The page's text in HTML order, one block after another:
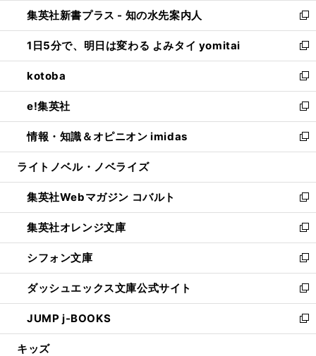
く
ド
ウ
で
開
く
ィ
ン
ド
ウ
で
開
く
し
い
ウ
ィ
ン
ド
ウ
で
開
く
集英社新書プラス - 知の水先案内人
新
し
い
ウ
ィ
ン
ド
ウ
で
開
1日5分で、明日は変わる よみタイ yomitai
新
し
い
ウ
ィ
ン
ド
ウ
開
く
kotoba
新
し
い
ウ
ィ
ン
ウ
で
開
く
e!集英社
新
し
い
ウ
ン
ド
ウ
で
開
く
情報・知識＆オピニオン imidas
新
し
ウ
ィ
ン
ド
ウ
で
開
く
ライトノベル・ノベライズ
集英社Webマガジン コバルト
新
し
い
ウ
ィ
ン
ド
ウ
で
開
集英社オレンジ文庫
新
し
い
ウ
ィ
ン
ド
ウ
シフォン文庫
新
し
い
ウ
ィ
ン
ダッシュエックス文庫公式サイト
新
し
い
ウ
JUMP j-BOOKS
新
し
キッズ